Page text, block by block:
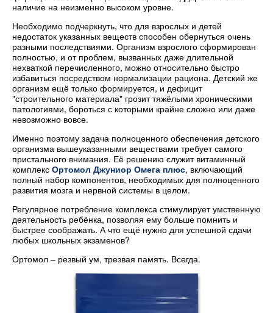
наличие на неизменно высоком уровне.
Необходимо подчеркнуть, что для взрослых и детей
недостаток указанных веществ способен обернуться очень
разными последствиями. Организм взрослого сформирован
полностью, и от проблем, вызванных даже длительной
нехваткой перечисленного, можно относительно быстро
избавиться посредством нормализации рациона. Детский же
организм ещё только формируется, и дефицит
"строительного материала" грозит тяжёлыми хроническими
патологиями, бороться с которыми крайне сложно или даже
невозможно вовсе.
Именно поэтому задача полноценного обеспечения детского
организма вышеуказанными веществами требует самого
пристального внимания. Её решению служит витаминный
комплекс Ортомол Джуниор Омега плюс, включающий
полный набор компонентов, необходимых для полноценного
развития мозга и нервной системы в целом.
Регулярное потребление комплекса стимулирует умственную
деятельность ребёнка, позволяя ему больше помнить и
быстрее соображать. А что ещё нужно для успешной сдачи
любых школьных экзаменов?
Ортомол – резвый ум, трезвая память. Всегда.